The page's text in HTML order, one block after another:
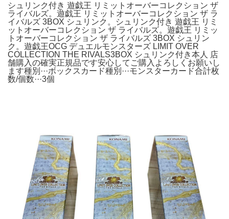
シュリンク付き 遊戯王 リミットオーバーコレクション ザ
ライバルズ。遊戯王 リミットオーバーコレクション ザ ラ
イバルズ 3BOX シュリンク。シュリンク付き 遊戯王 リミ
ットオーバーコレクション ザ ライバルズ。遊戯王 リミッ
トオーバーコレクション ザ ライバルズ 3BOX シュリン
ク。遊戯王OCG デュエルモンスターズ LIMIT OVER
COLLECTION THE RIVALS3BOX シュリンク付き本人 店
舗購入の確実正規品です安心してご購入よろしくお願いし
ます種別···ボックスカード種別···モンスターカード合計枚
数/個数···3個